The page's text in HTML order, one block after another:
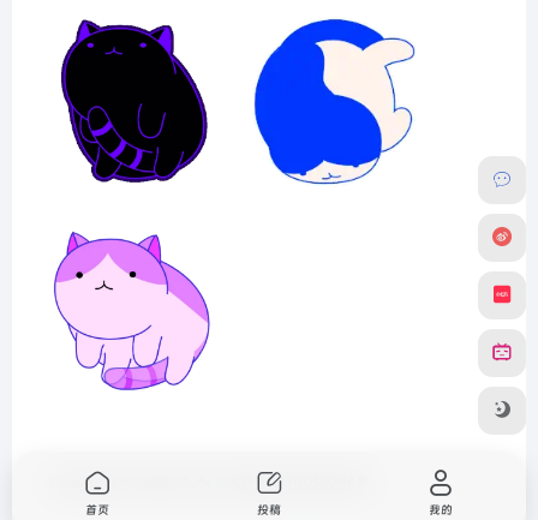
Copyright © 2026 沪ICP备2024059246号
首页 投稿 我的